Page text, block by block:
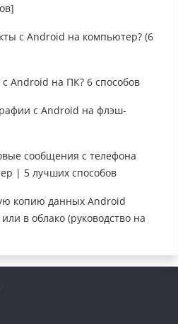
с Android на компьютер? (6
Android на ПК? 6 способов
с Android на флэш-
сообщения с телефона
| 5 лучших способов
копию данных Android
в облако (руководство на